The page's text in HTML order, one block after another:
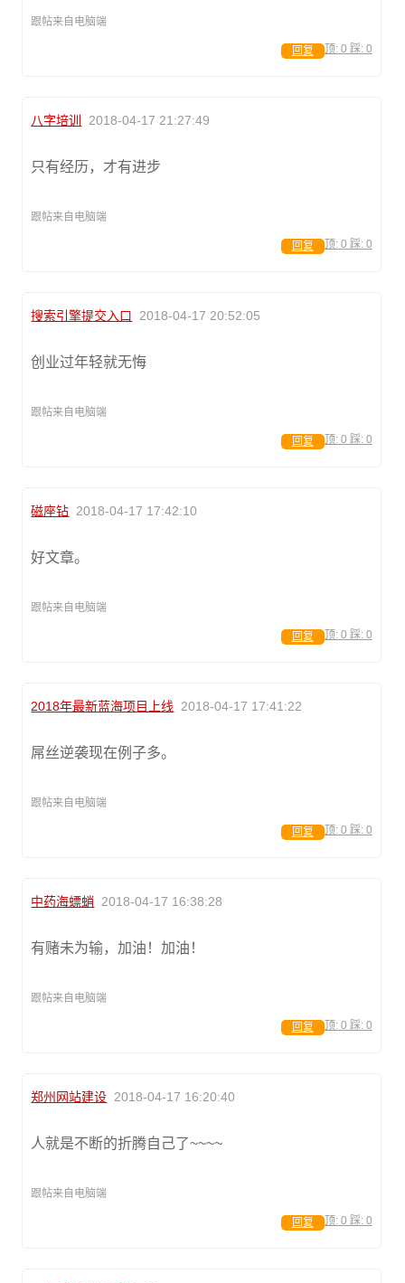
跟帖来自电脑端
顶: 0 踩: 0
回复
八字培训 2018-04-17 21:27:49
只有经历，才有进步
跟帖来自电脑端
顶: 0 踩: 0
回复
搜索引擎提交入口 2018-04-17 20:52:05
创业过年轻就无悔
跟帖来自电脑端
顶: 0 踩: 0
回复
磁座钻 2018-04-17 17:42:10
好文章。
跟帖来自电脑端
顶: 0 踩: 0
回复
2018年最新蓝海项目上线 2018-04-17 17:41:22
屌丝逆袭现在例子多。
跟帖来自电脑端
顶: 0 踩: 0
回复
中药海螵蛸 2018-04-17 16:38:28
有赌未为输，加油！加油！
跟帖来自电脑端
顶: 0 踩: 0
回复
郑州网站建设 2018-04-17 16:20:40
人就是不断的折腾自己了~~~~
跟帖来自电脑端
顶: 0 踩: 0
回复